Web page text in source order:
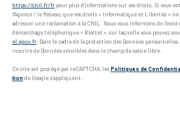
https://cnil.fr/fr pour plus d’informations sur vos droits. Si vous
l'Agence / le Réseau, que vos droits « Informatique et Libertés » ne
adresser une réclamation à la CNIL. Nous vous informons de
démarchage téléphonique « Bloctel », sur laquelle vous pouvez
el.gouv.fr . Dans le cadre de la protection des Données
inscrire de Données sensibles dans le champ de saisie libre.
Ce site est protégé par reCAPTCHA, lesPolitiques de
tion de Google s'appliquent.